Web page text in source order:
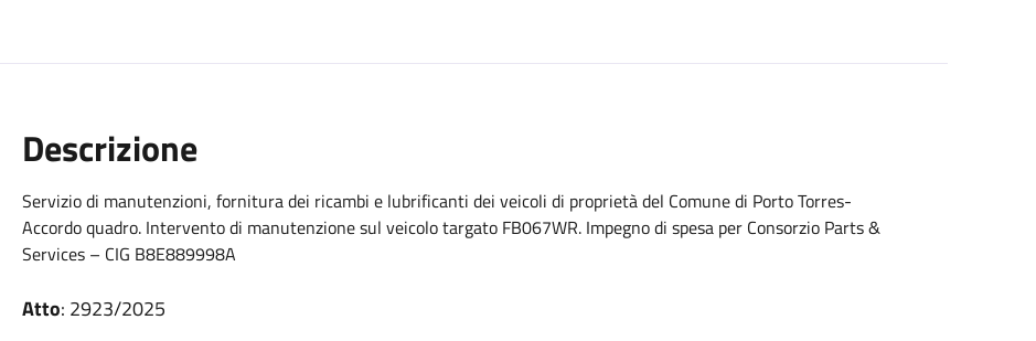
Descrizione
Servizio di manutenzioni, fornitura dei ricambi e lubrificanti dei veicoli di proprietà del Comune di Porto Torres-
Accordo quadro. Intervento di manutenzione sul veicolo targato FB067WR. Impegno di spesa per Consorzio Parts &
Services – CIG B8E889998A
Atto: 2923/2025